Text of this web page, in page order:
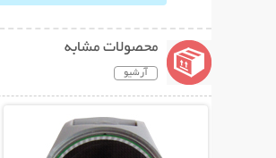
محصولات مشابه
آرشیو